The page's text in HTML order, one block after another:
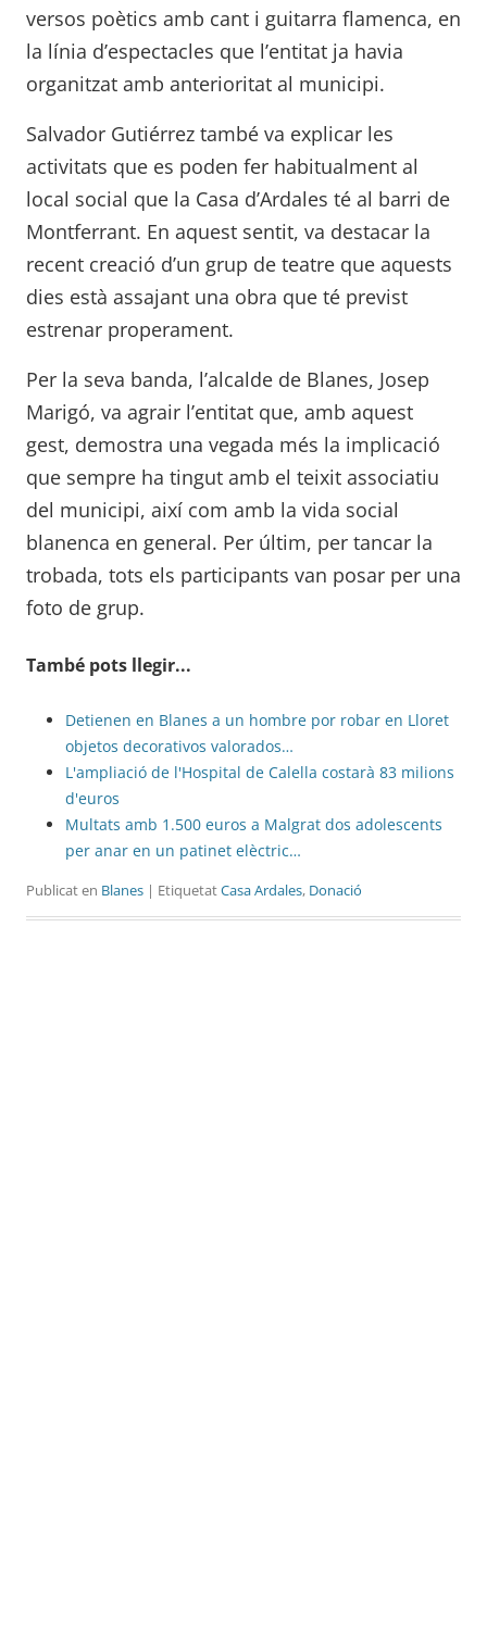
versos poètics amb cant i guitarra flamenca, en
la línia d’espectacles que l’entitat ja havia
organitzat amb anterioritat al municipi.
Salvador Gutiérrez també va explicar les
activitats que es poden fer habitualment al
local social que la Casa d’Ardales té al barri de
Montferrant. En aquest sentit, va destacar la
recent creació d’un grup de teatre que aquests
dies està assajant una obra que té previst
estrenar properament.
Per la seva banda, l’alcalde de Blanes, Josep
Marigó, va agrair l’entitat que, amb aquest
gest, demostra una vegada més la implicació
que sempre ha tingut amb el teixit associatiu
del municipi, així com amb la vida social
blanenca en general. Per últim, per tancar la
trobada, tots els participants van posar per una
foto de grup.
També pots llegir...
Detienen en Blanes a un hombre por robar en Lloret
objetos decorativos valorados…
L'ampliació de l'Hospital de Calella costarà 83 milions
d'euros
Multats amb 1.500 euros a Malgrat dos adolescents
per anar en un patinet elèctric…
Publicat en Blanes | EtiquetatCasa Ardales, Donació